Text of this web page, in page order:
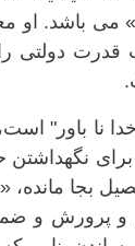
می باشد. او
قدرت دولتی
نا باور"
برای
بجا
پرورش و